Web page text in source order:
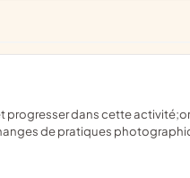
de pratiques